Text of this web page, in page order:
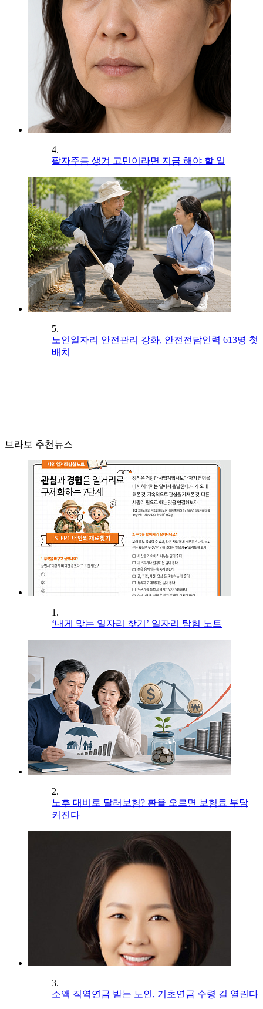
4.
팔자주름 생겨 고민이라면 지금 해야 할 일
5.
노인일자리 안전관리 강화, 안전전담인력 613명 첫
배치
브라보 추천뉴스
1.
‘내게 맞는 일자리 찾기’ 일자리 탐험 노트
2.
노후 대비로 달러보험? 환율 오르면 보험료 부담
커진다
3.
소액 직역연금 받는 노인, 기초연금 수령 길 열린다